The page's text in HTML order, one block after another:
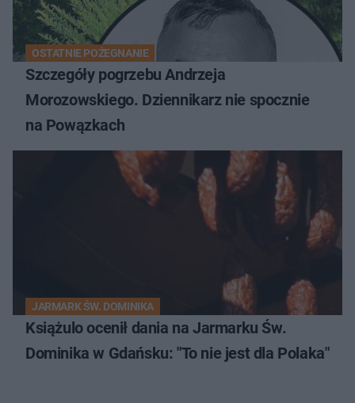
OSTATNIE POŻEGNANIE
Szczegóły pogrzebu Andrzeja
Morozowskiego. Dziennikarz nie spocznie
na Powązkach
JARMARK ŚW. DOMINIKA
Książulo ocenił dania na Jarmarku Św.
Dominika w Gdańsku: "To nie jest dla Polaka"